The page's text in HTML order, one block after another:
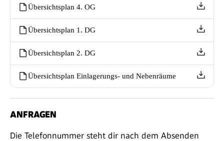
Übersichtsplan 4. OG
Übersichtsplan 1. DG
Übersichtsplan 2. DG
Übersichtsplan Einlagerungs- und Nebenräume
ANFRAGEN
Die Telefonnummer steht dir nach dem Absenden